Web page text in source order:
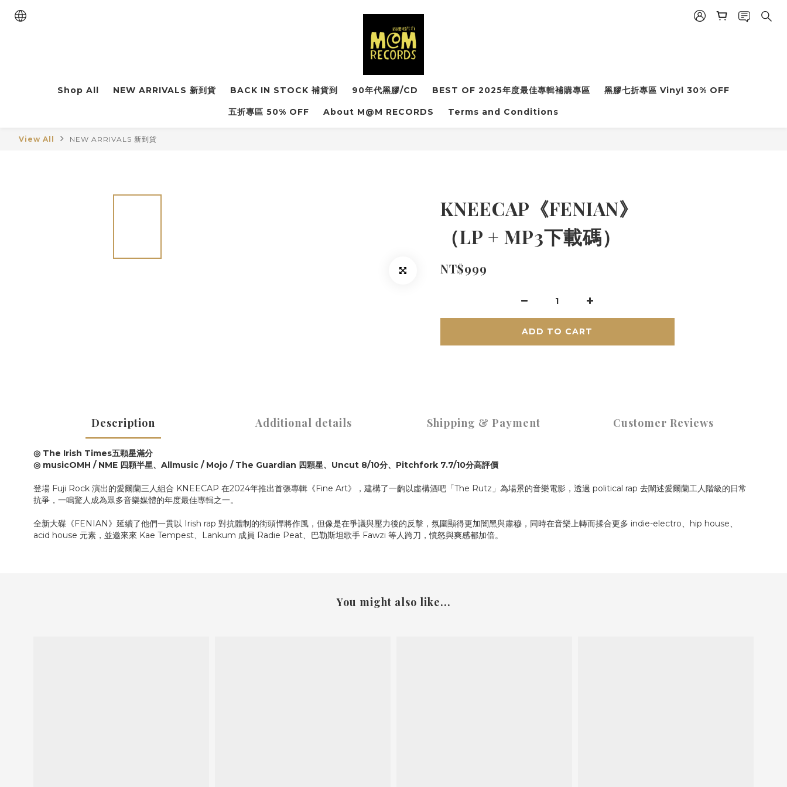
Shop All NEW ARRIVALS 新到貨 BACK IN STOCK 補貨到 90年代黑膠/CD BEST OF 2025年度最佳專輯補購專區 黑膠七折專區 Vinyl 30% OFF
五折專區 50% OFF About M@M RECORDS Terms and Conditions
View All NEW ARRIVALS 新到貨
KNEECAP《FENIAN》
（LP + MP3下載碼）
NT$999
ADD TO CART
Description Additional details Shipping & Payment Customer Reviews
◎ The Irish Times五顆星滿分
◎ musicOMH / NME 四顆半星、Allmusic / Mojo / The Guardian 四顆星、Uncut 8/10分、Pitchfork 7.7/10分高評價
登場 Fuji Rock 演出的愛爾蘭三人組合 KNEECAP 在2024年推出首張專輯《Fine Art》，建構了一齣以虛構酒吧「The Rutz」為場景的音樂電影，透過 political rap 去闡述愛爾蘭工人階級的日常
抗爭，一鳴驚人成為眾多音樂媒體的年度最佳專輯之一。
全新大碟《FENIAN》延續了他們一貫以 Irish rap 對抗體制的街頭悍將作風，但像是在爭議與壓力後的反擊，氛圍顯得更加闇黑與肅穆，同時在音樂上轉而揉合更多 indie-electro、hip house、
acid house 元素，並邀來來 Kae Tempest、Lankum 成員 Radie Peat、巴勒斯坦歌手 Fawzi 等人跨刀，憤怒與爽感都加倍。
You might also like...